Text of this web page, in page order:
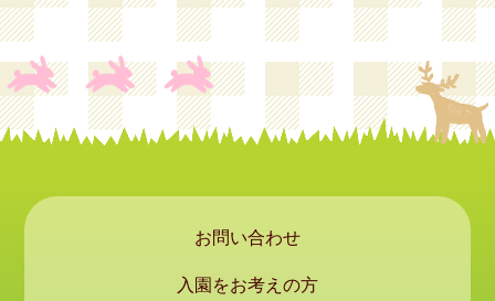
お問い合わせ
入園をお考えの方